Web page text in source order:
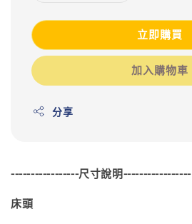
立即購買
加入購物車
分享
-----------------尺寸說明-----------------
床頭